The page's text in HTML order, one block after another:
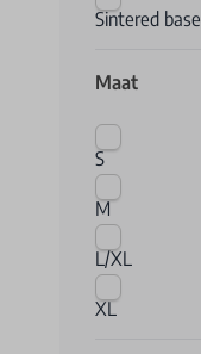
Sintered base
Maat
S
M
L/XL
XL